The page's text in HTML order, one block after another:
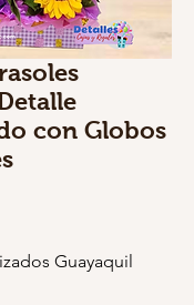
con Globos
Guayaquil